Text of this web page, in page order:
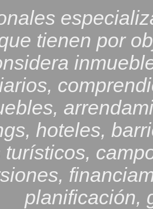
tienen por
hoteles,
turísticos,
planificación,